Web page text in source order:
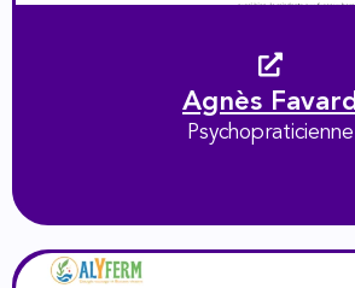
Agnès Favard
Psychopraticienne